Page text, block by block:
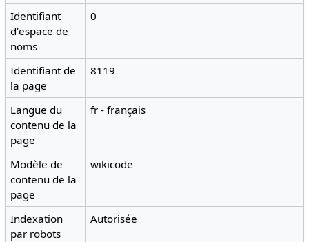
Identifiant
dʼespace de
noms
0
Identifiant de
la page
8119
Langue du
contenu de la
page
fr - français
Modèle de
contenu de la
page
wikicode
Indexation
par robots
Autorisée